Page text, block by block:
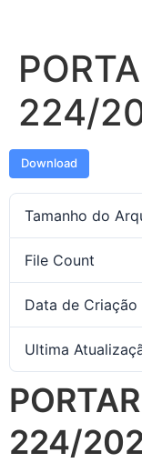
224/
Download
Tamanho do
File Count
Data de Criação
Ultima
224/